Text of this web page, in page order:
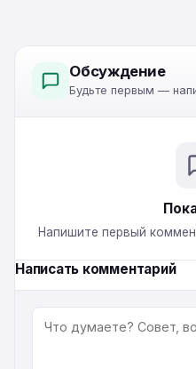
Обсуждение
Будьте первым —
Напишите первый
Написать комментарий
КОММЕНТАРИЙ